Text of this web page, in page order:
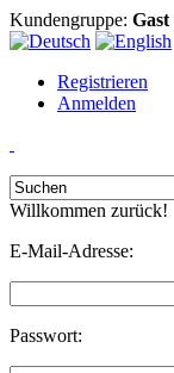
Kundengruppe: Gast
Registrieren
Anmelden
Willkommen zurück!
E-Mail-Adresse:
Passwort: